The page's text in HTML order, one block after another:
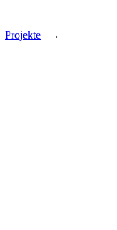
Projekte →